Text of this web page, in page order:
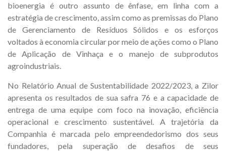
bioenergia é outro assunto de ênfase, em linha com a
estratégia de crescimento, assim como as premissas do Plano
de Gerenciamento de Resíduos Sólidos e os esforços
voltados à economia circular por meio de ações como o Plano
de Aplicação de Vinhaça e o manejo de subprodutos
agroindustriais.
No Relatório Anual de Sustentabilidade 2022/2023, a Zilor
apresenta os resultados de sua safra 76 e a capacidade de
entrega de uma equipe com foco na inovação, eficiência
operacional e crescimento sustentável. A trajetória da
Companhia é marcada pelo empreendedorismo dos seus
fundadores, pela superação de desafios de seus